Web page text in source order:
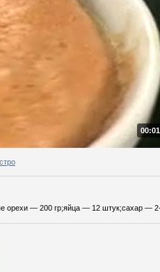
орехи — 200 гр;яйца — 12 штук;сахар —